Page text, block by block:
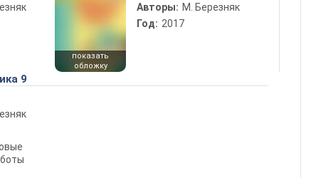
показать
обложку
Авторы: М. Березняк
Год: 2017
9